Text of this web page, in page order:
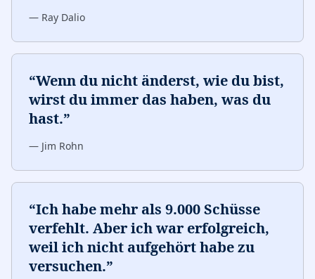
— Ray Dalio
“Wenn du nicht änderst, wie du bist,
wirst du immer das haben, was du
hast.”
— Jim Rohn
“Ich habe mehr als 9.000 Schüsse
verfehlt. Aber ich war erfolgreich,
weil ich nicht aufgehört habe zu
versuchen.”